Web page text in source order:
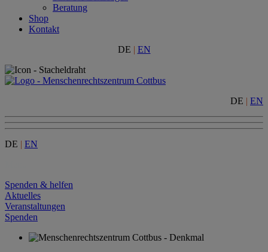
Beratung
Shop
Kontakt
DE | EN
DE | EN
DE | EN
Spenden & helfen
Aktuelles
Veranstaltungen
Spenden